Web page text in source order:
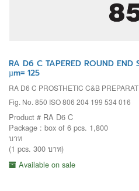
RA D6 C TAPERED ROUND
µm= 125
RA D6 C PROSTHETIC C&B
Fig. No. 850 ISO 806 204 199 534 016
Product # RA D6 C
Package : box of 6 pcs. 1,800
บาท
(1 pcs. 300 บาท)
Available on sale